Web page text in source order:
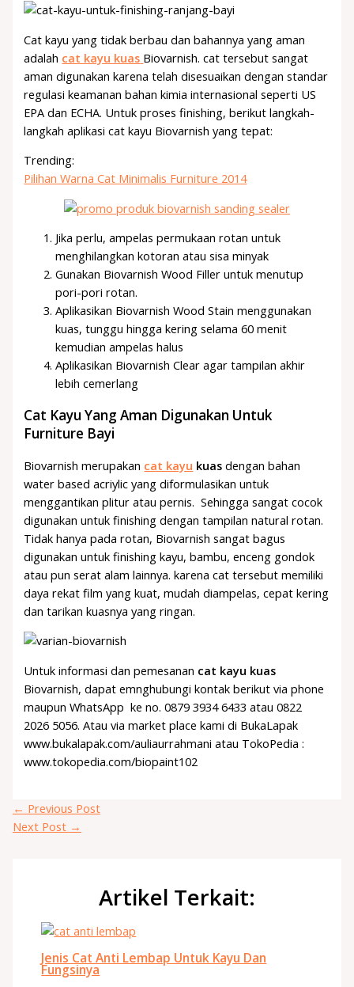
Cat kayu yang tidak berbau dan bahannya yang aman
adalah cat kayu kuas Biovarnish. cat tersebut sangat
aman digunakan karena telah disesuaikan dengan standar
regulasi keamanan bahan kimia internasional seperti US
EPA dan ECHA. Untuk proses finishing, berikut langkah-
langkah aplikasi cat kayu Biovarnish yang tepat:
Trending:
Pilihan Warna Cat Minimalis Furniture 2014
Jika perlu, ampelas permukaan rotan untuk
menghilangkan kotoran atau sisa minyak
Gunakan Biovarnish Wood Filler untuk menutup
pori-pori rotan.
Aplikasikan Biovarnish Wood Stain menggunakan
kuas, tunggu hingga kering selama 60 menit
kemudian ampelas halus
Aplikasikan Biovarnish Clear agar tampilan akhir
lebih cemerlang
Cat Kayu Yang Aman Digunakan Untuk
Furniture Bayi
Biovarnish merupakan cat kayu kuas dengan bahan
water based acriylic yang diformulasikan untuk
menggantikan plitur atau pernis. Sehingga sangat cocok
digunakan untuk finishing dengan tampilan natural rotan.
Tidak hanya pada rotan, Biovarnish sangat bagus
digunakan untuk finishing kayu, bambu, enceng gondok
atau pun serat alam lainnya. karena cat tersebut memiliki
daya rekat film yang kuat, mudah diampelas, cepat kering
dan tarikan kuasnya yang ringan.
Untuk informasi dan pemesanan cat kayu kuas
Biovarnish, dapat emnghubungi kontak berikut via phone
maupun WhatsApp ke no. 0879 3934 6433 atau 0822
2026 5056. Atau via market place kami di BukaLapak
www.bukalapak.com/auliaurrahmani atau TokoPedia :
www.tokopedia.com/biopaint102
← Previous Post
Next Post →
Artikel Terkait:
Jenis Cat Anti Lembap Untuk Kayu Dan
Fungsinya